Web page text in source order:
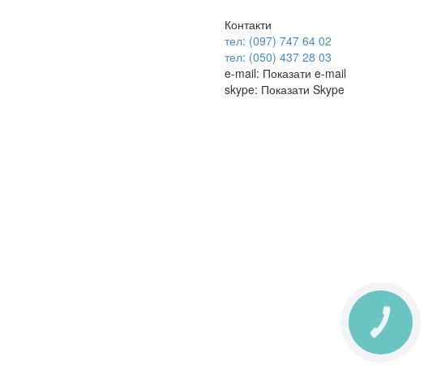
Контакти
тел: (097) 747 64 02
тел: (050) 437 28 03
e-mail: Показати e-mail
skype: Показати Skype
КНОПКА
ЗВ'ЯЗКУ